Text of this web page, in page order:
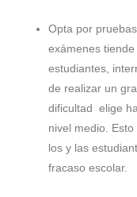
Opta por
exámenes
estudiantes,
de realizar un
dificultad elige
nivel medio.
los y las
fracaso escolar.